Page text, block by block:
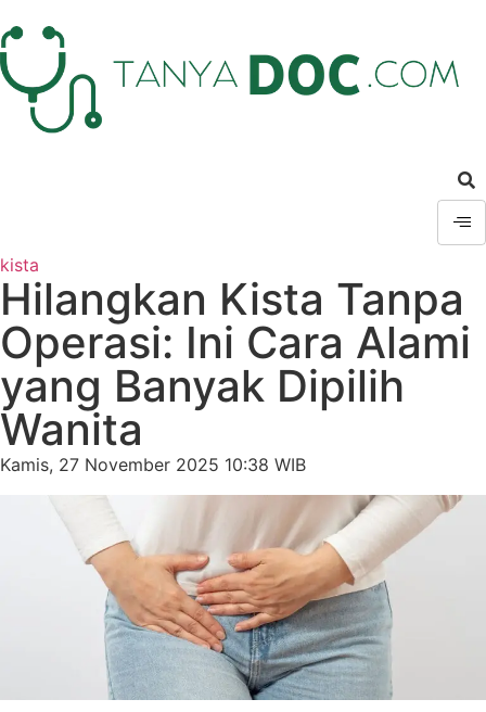
kista
Hilangkan Kista Tanpa
Operasi: Ini Cara Alami
yang Banyak Dipilih
Wanita
Kamis, 27 November 2025 10:38 WIB